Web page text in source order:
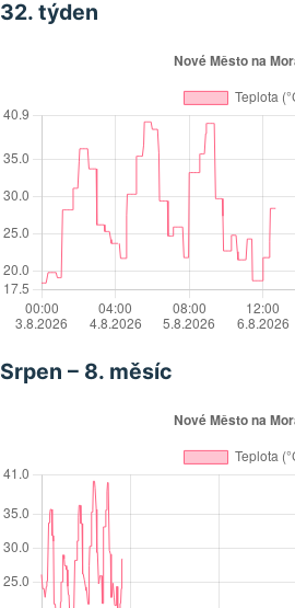
32. týden
Srpen – 8. měsíc